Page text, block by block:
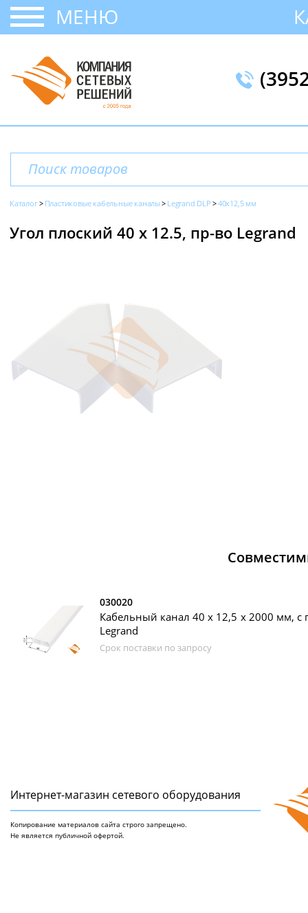
МЕНЮ
Каталог Пластиковые кабельные каналы Legrand DLP 40x12,5 мм
Угол плоский 40 х 12.5, пр-во Legrand
030020
Кабельный канал 40 х 12,5 x 2000 мм, с
Legrand
Срок поставки по запросу
Интернет-магазин сетeвого оборудования
Копирование материалов сайта строго запрещено.
Не является публичной офертой.